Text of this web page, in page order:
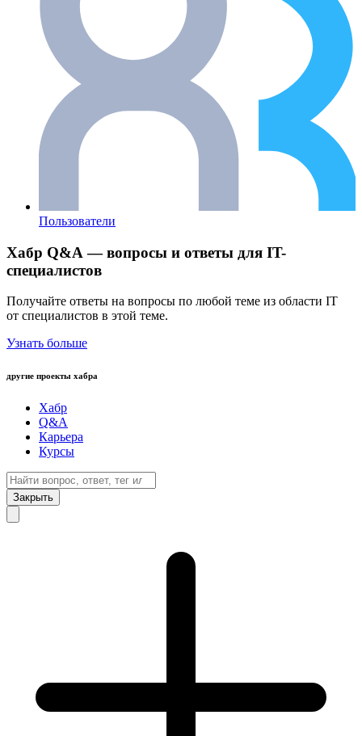
Пользователи
Хабр Q&A — вопросы и ответы для IT-
специалистов
Получайте ответы на вопросы по любой теме из области IT
от специалистов в этой теме.
Узнать больше
другие проекты хабра
Хабр
Q&A
Карьера
Курсы
Закрыть